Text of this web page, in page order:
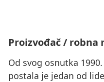
Proizvođač / robna
Od svog osnutka
postala je jedan od